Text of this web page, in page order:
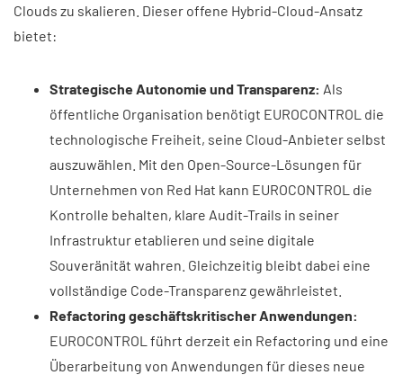
Clouds zu skalieren. Dieser offene Hybrid-Cloud-Ansatz
bietet:
Strategische Autonomie und Transparenz: Als
öffentliche Organisation benötigt EUROCONTROL die
technologische Freiheit, seine Cloud-Anbieter selbst
auszuwählen. Mit den Open-Source-Lösungen für
Unternehmen von Red Hat kann EUROCONTROL die
Kontrolle behalten, klare Audit-Trails in seiner
Infrastruktur etablieren und seine digitale
Souveränität wahren. Gleichzeitig bleibt dabei eine
vollständige Code-Transparenz gewährleistet.
Refactoring geschäftskritischer Anwendungen:
EUROCONTROL führt derzeit ein Refactoring und eine
Überarbeitung von Anwendungen für dieses neue